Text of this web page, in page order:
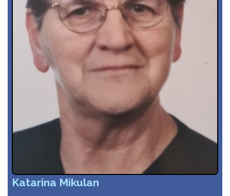
Katarina Mikulan